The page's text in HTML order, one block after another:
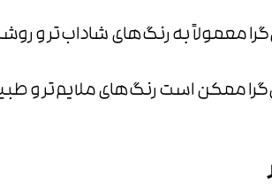
معمولاً به رنگ‌های شاداب‌تر و
ممکن است رنگ‌های ملایم‌تر و